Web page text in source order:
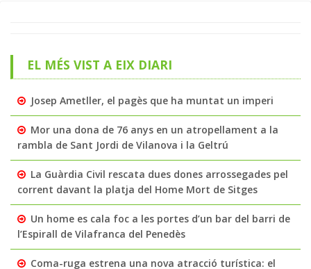
EL MÉS VIST A EIX DIARI
Josep Ametller, el pagès que ha muntat un imperi
Mor una dona de 76 anys en un atropellament a la
rambla de Sant Jordi de Vilanova i la Geltrú
La Guàrdia Civil rescata dues dones arrossegades pel
corrent davant la platja del Home Mort de Sitges
Un home es cala foc a les portes d’un bar del barri de
l’Espirall de Vilafranca del Penedès
Coma-ruga estrena una nova atracció turística: el